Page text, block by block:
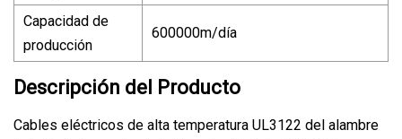
Capacidad de
producción
600000m/día
Descripción del Producto
Cables eléctricos de alta temperatura UL3122 del alambre